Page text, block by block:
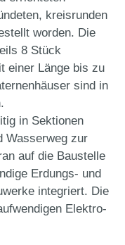
kreisrunden
worden. Die
8 Stück
einer Länge bis zu
sind in
in Sektionen
Wasserweg zur
auf die Baustelle
Erdungs- und
integriert. Die
Elektro-